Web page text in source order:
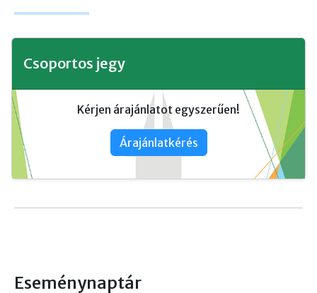
Csoportos jegy
Kérjen árajánlatot egyszerűen!
Árajánlatkérés
Eseménynaptár